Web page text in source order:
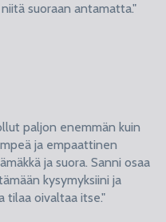
suoraan antamatta."
paljon enemmän kuin
ja empaattinen
ja suora. Sanni osaa
kysymyksiini ja
tilaa oivaltaa itse."